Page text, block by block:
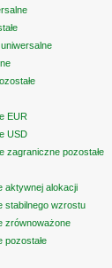
EUR
USD
zagraniczne pozostałe
aktywnej alokacji
stabilnego wzrostu
zrównoważone
pozostałe